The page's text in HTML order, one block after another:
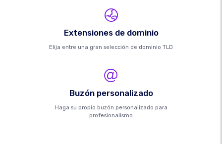
Extensiones de dominio
Elija entre una gran selección de dominio TLD
Buzón personalizado
Haga su propio buzón personalizado para
profesionalismo